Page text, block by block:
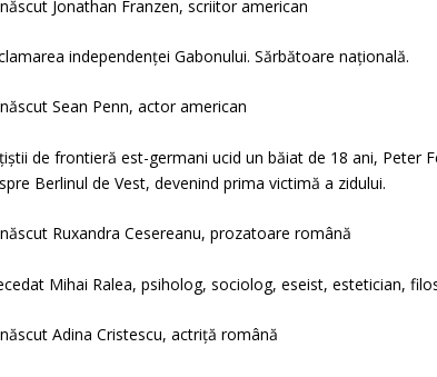
Jonathan Franzen, scriitor american
independenței Gabonului. Sărbătoare națională.
Sean Penn, actor american
de frontieră est-germani ucid un băiat de 18 ani, Peter
Berlinul de Vest, devenind prima victimă a zidului.
Ruxandra Cesereanu, prozatoare română
Mihai Ralea, psiholog, sociolog, eseist, estetician,
Adina Cristescu, actriță română